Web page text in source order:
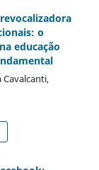
o
educação
Cavalcanti,